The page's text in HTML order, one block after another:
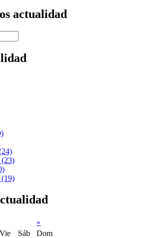
actualidad
(23)
(19)
»
Vie Sáb
Dom